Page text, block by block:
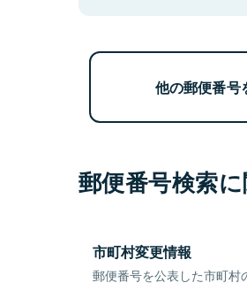
他の郵便番号
郵便番号検索
市町村変更情報
郵便番号を公表した市町村